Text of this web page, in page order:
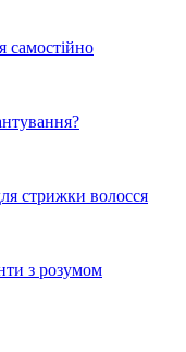
стрижки волосся
з розумом